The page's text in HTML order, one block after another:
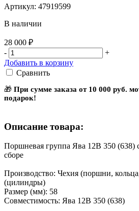
Артикул: 47919599
В наличии
28 000 ₽
-
+
Добавить в корзину
Сравнить
🎁 При сумме заказа от 10 000 руб.
подарок!
Описание товара:
Поршневая группа Ява 12В 350
сборе
Производство: Чехия (поршни,
(цилиндры)
Размер (мм): 58
Совместимость: Ява 12В 350 (638)